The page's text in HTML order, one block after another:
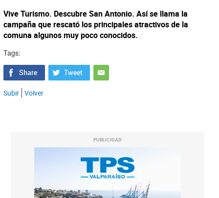
Vive Turismo. Descubre San Antonio. Así se llama la
campaña que rescató los principales atractivos de la
comuna algunos muy poco conocidos.
Tags:
Subir Volver
PUBLICIDAD